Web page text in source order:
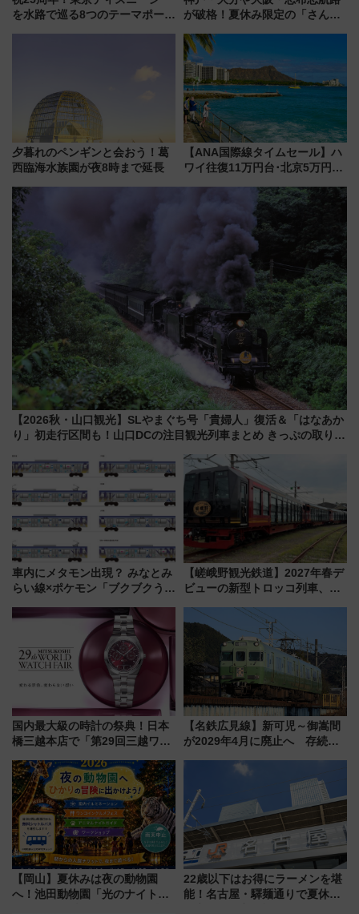
を水路で巡る8つのテーマポート
が破格！夏休み限定の「さんふ
ート 夕朝食ビュッフェ付きで
快適な船旅はいかが？
夕暮れのペンギンと会おう！葛
西臨海水族園が夜8時まで延長
【ANA国際線タイムセール】ハ
ワイ往復11万円台･北京5万円台
来春のGW旅行まで狙える激ア
ツ路線まとめ（8/10まで）
【2026秋・山口観光】SLやまぐち号「貴婦人」復活＆「はなあか
り」初走行区間も！山口DCの注目観光列車まとめ きっぷの取り方
車内にメタモン出現？ みなとみ
らい線×ポケモン「ブクブクうみ
行開始に！ この夏は直通列車で
【嵯峨野観光鉄道】2027年春デ
ビューの新型トロッコ列車、い
は2026年で引退
国内最大級の時計の祭典！日本
橋三越本店で「第29回三越ワー
【2026年8月5日～25日】
【名鉄広見線】新可児～御嵩間
が2029年4月に廃止へ 存続協
【岡山】夏休みは夜の動物園
へ！池田動物園「光のナイトズ
22歳以下はお得にラーメンを堪
能！名古屋・驛麺通りで夏休み